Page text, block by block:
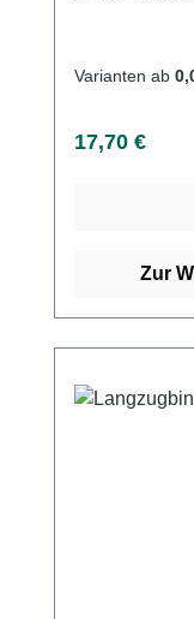
ermöglicht
Varianten ab
Regulärer
17,70 €
Zur